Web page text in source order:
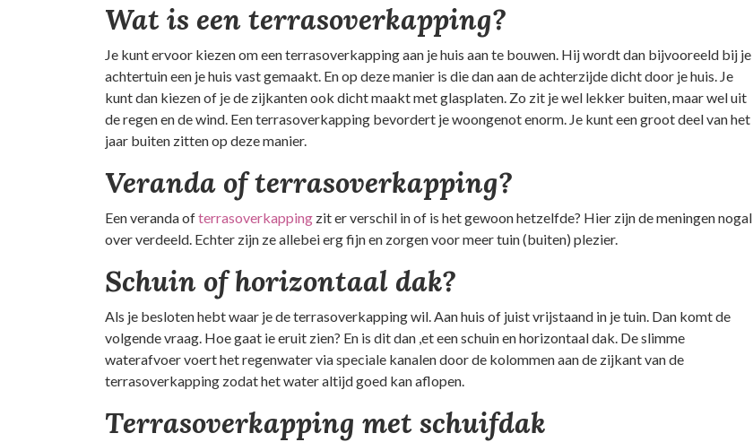
Wat is een terrasoverkapping?
Je kunt ervoor kiezen om een terrasoverkapping aan je huis aan te bouwen. Hij wordt dan bijvooreeld bij je
achtertuin een je huis vast gemaakt. En op deze manier is die dan aan de achterzijde dicht door je huis. Je
kunt dan kiezen of je de zijkanten ook dicht maakt met glasplaten. Zo zit je wel lekker buiten, maar wel uit
de regen en de wind. Een terrasoverkapping bevordert je woongenot enorm. Je kunt een groot deel van het
jaar buiten zitten op deze manier.
Veranda of terrasoverkapping?
Een veranda ofterrasoverkapping zit er verschil in of is het gewoon hetzelfde? Hier zijn de meningen nogal
over verdeeld. Echter zijn ze allebei erg fijn en zorgen voor meer tuin (buiten) plezier.
Schuin of horizontaal dak?
Als je besloten hebt waar je de terrasoverkapping wil. Aan huis of juist vrijstaand in je tuin. Dan komt de
volgende vraag. Hoe gaat ie eruit zien? En is dit dan ,et een schuin en horizontaal dak. De slimme
waterafvoer voert het regenwater via speciale kanalen door de kolommen aan de zijkant van de
terrasoverkapping zodat het water altijd goed kan aflopen.
Terrasoverkapping met schuifdak